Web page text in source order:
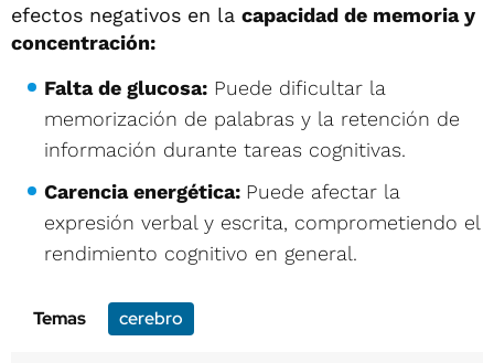
efectos negativos en la capacidad de memoria y
concentración:
Falta de glucosa: Puede dificultar la
memorización de palabras y la retención de
información durante tareas cognitivas.
Carencia energética: Puede afectar la
expresión verbal y escrita, comprometiendo el
rendimiento cognitivo en general.
Temas cerebro